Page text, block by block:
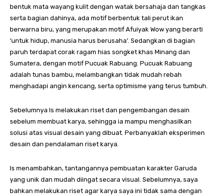
bentuk mata wayang kulit dengan watak bersahaja dan tangkas
serta bagian dahinya, ada motif berbentuk tali perut ikan
berwarna biru, yang merupakan motif Afuiyak Wow yang berarti
‘untuk hidup, manusia harus berusaha’. Sedangkan di bagian
paruh terdapat corak ragam hias songket khas Minang dan
Sumatera, dengan motif Pucuak Rabuang. Pucuak Rabuang
adalah tunas bambu, melambangkan tidak mudah rebah
menghadapi angin kencang, serta optimisme yang terus tumbuh.
Sebelumnya Is melakukan riset dan pengembangan desain
sebelum membuat karya, sehingga ia mampu menghasilkan
solusi atas visual desain yang dibuat. Perbanyaklah eksperimen
desain dan pendalaman riset karya.
Is menambahkan, tantangannya pembuatan karakter Garuda
yang unik dan mudah diingat secara visual. Sebelumnya, saya
bahkan melakukan riset agar karya saya ini tidak sama dengan